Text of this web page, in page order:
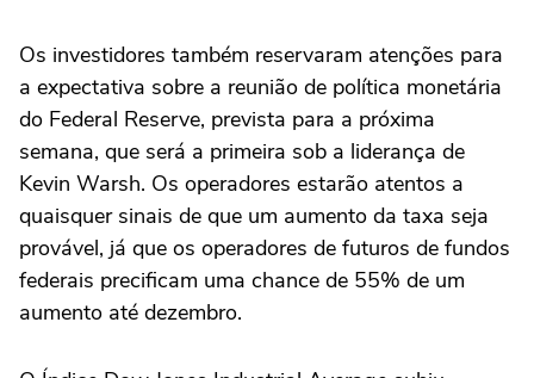
Os investidores também reservaram atenções para
a expectativa sobre a reunião de política monetária
do Federal Reserve, prevista para a próxima
semana, que será a primeira sob a liderança ‌de
Kevin Warsh. Os operadores estarão atentos a
quaisquer sinais de que um aumento da taxa seja
provável, já que os operadores de ⁠futuros de fundos
federais precificam uma chance de 55% de um
aumento até dezembro.